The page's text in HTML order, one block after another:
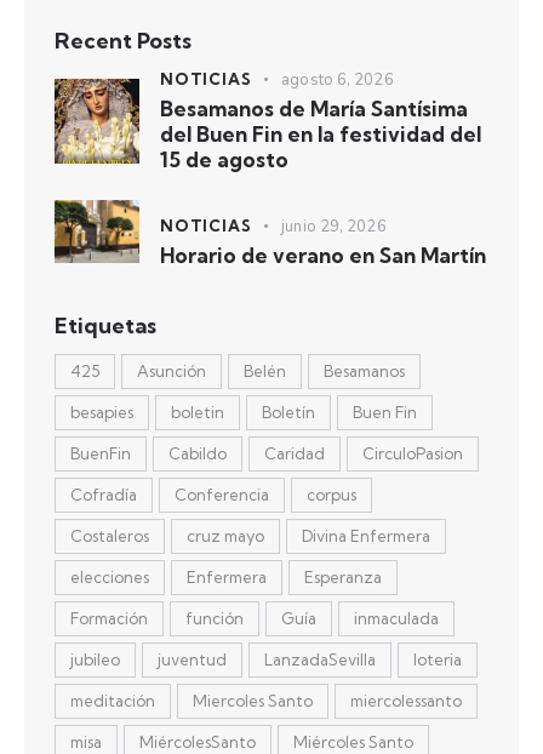
Recent Posts
NOTICIAS agosto 6, 2026
Besamanos de María Santísima
del Buen Fin en la festividad del
15 de agosto
NOTICIAS junio 29, 2026
Horario de verano en San Martín
Etiquetas
425 Asunción Belén Besamanos
besapies boletin Boletín Buen Fin
BuenFin Cabildo Caridad CirculoPasion
Cofradía Conferencia corpus
Costaleros cruz mayo Divina Enfermera
elecciones Enfermera Esperanza
Formación función Guía inmaculada
jubileo juventud LanzadaSevilla loteria
meditación Miercoles Santo miercolessanto
misa MiércolesSanto Miércoles Santo